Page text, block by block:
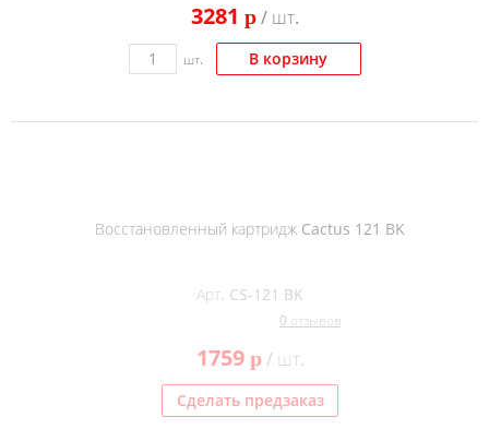
3281 p/ шт.
шт. В корзину
Восстановленный картридж Cactus 121 BK
Арт. CS-121 BK
0 отзывов
1759 p/ шт.
Сделать предзаказ